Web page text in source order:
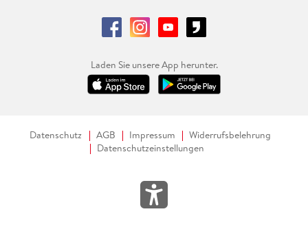
Laden Sie unsere App herunter.
Datenschutz AGB Impressum
Widerrufsbelehrung
Datenschutzeinstellungen